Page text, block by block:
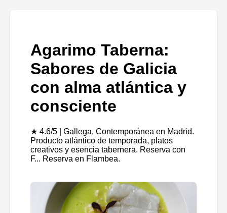
Agarimo Taberna:
Sabores de Galicia
con alma atlántica y
consciente
★ 4.6/5 | Gallega, Contemporánea en Madrid.
Producto atlántico de temporada, platos
creativos y esencia tabernera. Reserva con
F... Reserva en Flambea.